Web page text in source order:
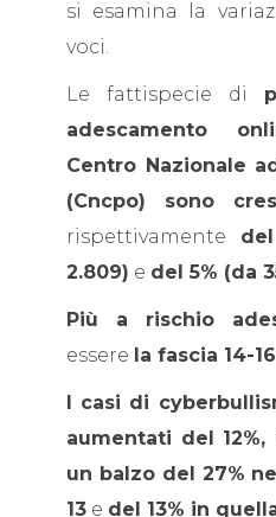
si esamina la
voci.
Le fattispecie di
adescamento
Centro Nazionale
(Cncpo) sono
rispettivamente
2.809) e del 5% (da
Più a rischio
essere la fascia 14-
I casi di
aumentati del
un balzo del 27%
13 e del 13% in